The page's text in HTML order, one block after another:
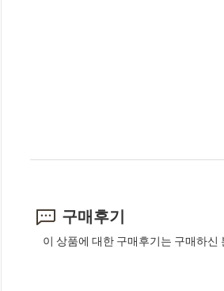
구매후기
이 상품에 대한 구매후기는 구매하신